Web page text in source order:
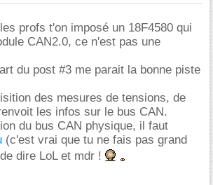
profs t'on imposé un 18F4580 qui
CAN2.0, ce n'est pas une
du post #3 me parait la bonne piste
des mesures de tensions, de
les infos sur le bus CAN.
du bus CAN physique, il faut
(c'est vrai que tu ne fais pas grand
dire LoL et mdr !